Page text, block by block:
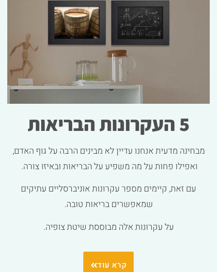
5 העקרונות הבריאות
מבחינה מדעית אנחנו עדיין לא מבינים הרבה על גוף האדם,
ואפילו פחות על מה משפיע על הבריאות ובאיזו צורה.
עם זאת, קיימים מספר עקרונות אוניברסליים עתיקים
שמאפשרים בריאות טובה.
על עקרונות אלה מבוססת שיטת צופיה.
קרא עוד